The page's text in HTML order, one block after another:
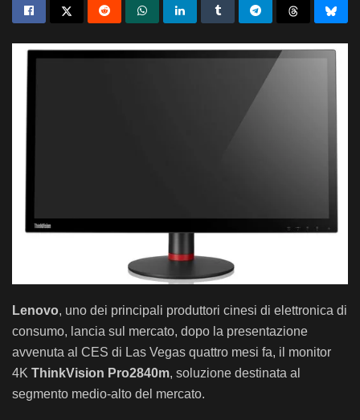
Lenovo, uno dei principali produttori cinesi di elettronica di
consumo, lancia sul mercato, dopo la presentazione
avvenuta al CES di Las Vegas quattro mesi fa, il monitor
4K ThinkVision Pro2840m, soluzione destinata al
segmento medio-alto del mercato.